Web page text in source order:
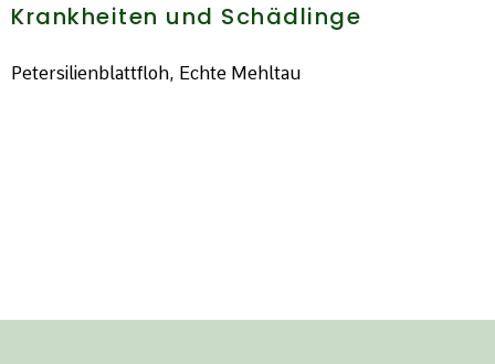
Krankheiten und Schädlinge
Petersilienblattfloh, Echte Mehltau